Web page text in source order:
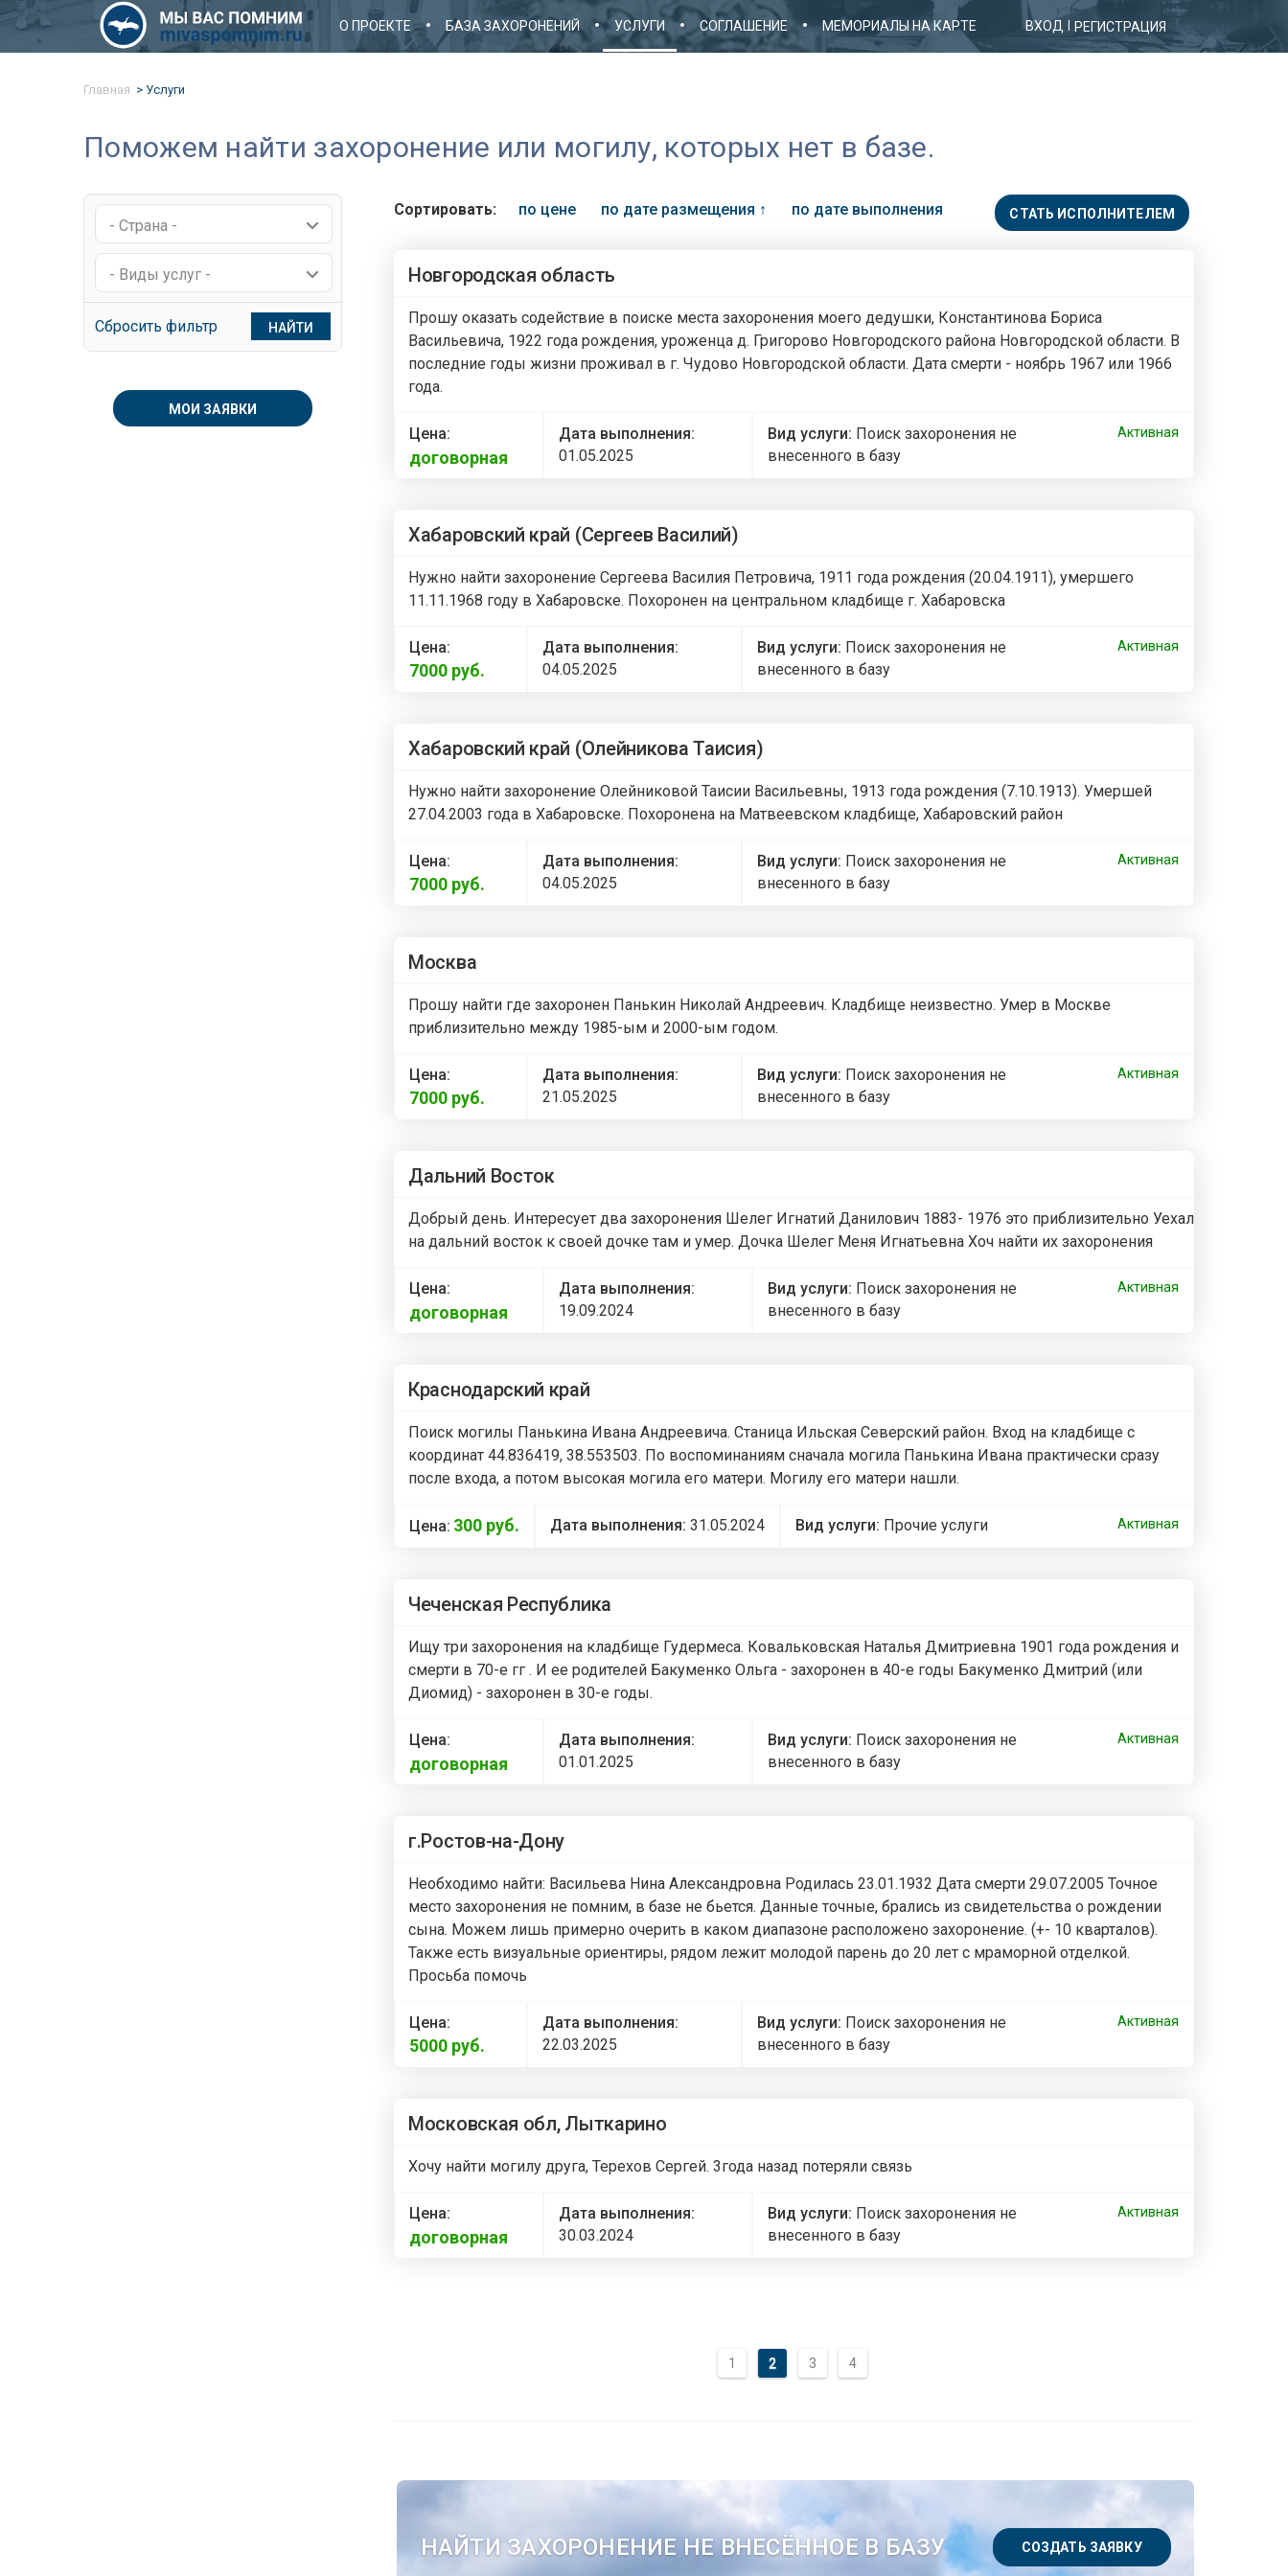
О ПРОЕКТЕ БАЗА ЗАХОРОНЕНИЙ УСЛУГИ СОГЛАШЕНИЕ МЕМОРИАЛЫ НА КАРТЕ ВХОД РЕГИСТРАЦИЯ
Главная Услуги
Поможем найти захоронение или могилу, которых нет в базе.
- Страна -
- Виды услуг -
НАЙТИ
Сбросить фильтр
МОИ ЗАЯВКИ
СТАТЬ ИСПОЛНИТЕЛЕМ
Сортировать: по цене по дате размещения ↑ по дате выполнения
Новгородская область
Прошу оказать содействие в поиске места захоронения моего дедушки, Константинова Бориса
Васильевича, 1922 года рождения, уроженца д. Григорово Новгородского района Новгородской области. В
последние годы жизни проживал в г. Чудово Новгородской области. Дата смерти - ноябрь 1967 или 1966
года.
Цена:
договорная
Дата выполнения:
01.05.2025
Вид услуги: Поиск захоронения не
внесенного в базу
Активная
Хабаровский край (Сергеев Василий)
Нужно найти захоронение Сергеева Василия Петровича, 1911 года рождения (20.04.1911), умершего
11.11.1968 году в Хабаровске. Похоронен на центральном кладбище г. Хабаровска
Цена:
7000 руб.
Дата выполнения:
04.05.2025
Вид услуги: Поиск захоронения не
внесенного в базу
Активная
Хабаровский край (Олейникова Таисия)
Нужно найти захоронение Олейниковой Таисии Васильевны, 1913 года рождения (7.10.1913). Умершей
27.04.2003 года в Хабаровске. Похоронена на Матвеевском кладбище, Хабаровский район
Цена:
7000 руб.
Дата выполнения:
04.05.2025
Вид услуги: Поиск захоронения не
внесенного в базу
Активная
Москва
Прошу найти где захоронен Панькин Николай Андреевич. Кладбище неизвестно. Умер в Москве
приблизительно между 1985-ым и 2000-ым годом.
Цена:
7000 руб.
Дата выполнения:
21.05.2025
Вид услуги: Поиск захоронения не
внесенного в базу
Активная
Дальний Восток
Добрый день. Интересует два захоронения Шелег Игнатий Данилович 1883- 1976 это приблизительно Уехал
на дальний восток к своей дочке там и умер. Дочка Шелег Меня Игнатьевна Хоч найти их захоронения
Цена:
договорная
Дата выполнения:
19.09.2024
Вид услуги: Поиск захоронения не
внесенного в базу
Активная
Краснодарский край
Поиск могилы Панькина Ивана Андреевича. Станица Ильская Северский район. Вход на кладбище с
координат 44.836419, 38.553503. По воспоминаниям сначала могила Панькина Ивана практически сразу
после входа, а потом высокая могила его матери. Могилу его матери нашли.
Цена: 300 руб. Дата выполнения: 31.05.2024 Вид услуги: Прочие услуги Активная
Чеченская Республика
Ищу три захоронения на кладбище Гудермеса. Ковальковская Наталья Дмитриевна 1901 года рождения и
смерти в 70-е гг . И ее родителей Бакуменко Ольга - захоронен в 40-е годы Бакуменко Дмитрий (или
Диомид) - захоронен в 30-е годы.
Цена:
договорная
Дата выполнения:
01.01.2025
Вид услуги: Поиск захоронения не
внесенного в базу
Активная
г.Ростов-на-Дону
Необходимо найти: Васильева Нина Александровна Родилась 23.01.1932 Дата смерти 29.07.2005 Точное
место захоронения не помним, в базе не бьется. Данные точные, брались из свидетельства о рождении
сына. Можем лишь примерно очерить в каком диапазоне расположено захоронение. (+- 10 кварталов).
Также есть визуальные ориентиры, рядом лежит молодой парень до 20 лет с мраморной отделкой.
Просьба помочь
Цена:
5000 руб.
Дата выполнения:
22.03.2025
Вид услуги: Поиск захоронения не
внесенного в базу
Активная
Московская обл, Лыткарино
Хочу найти могилу друга, Терехов Сергей. 3года назад потеряли связь
Цена:
договорная
Дата выполнения:
30.03.2024
Вид услуги: Поиск захоронения не
внесенного в базу
Активная
1 2 3 4
НАЙТИ ЗАХОРОНЕНИЕ НЕ ВНЕСЁННОЕ В БАЗУ СОЗДАТЬ ЗАЯВКУ